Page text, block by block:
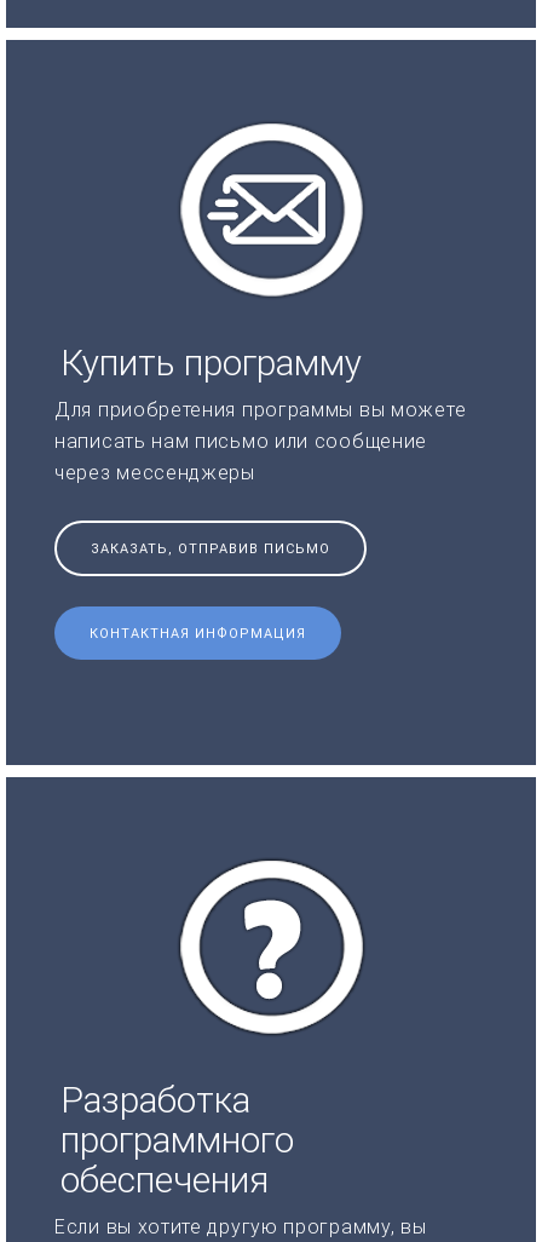
Купить программу
Для приобретения программы вы можете
написать нам письмо или сообщение
через мессенджеры
ЗАКАЗАТЬ, ОТПРАВИВ ПИСЬМО
КОНТАКТНАЯ ИНФОРМАЦИЯ
Разработка
программного
обеспечения
Если вы хотите другую программу, вы